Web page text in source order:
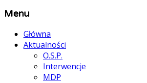
Menu
Główna
Aktualności
O.S.P.
Interwencje
MDP